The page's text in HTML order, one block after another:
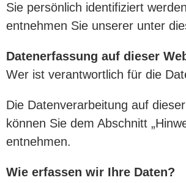
Sie persönlich identifiziert
entnehmen Sie unserer unter
Datenerfassung auf dieser
Wer ist verantwortlich für die
Die Datenverarbeitung auf
können Sie dem Abschnitt
entnehmen.
Wie erfassen wir Ihre Daten?